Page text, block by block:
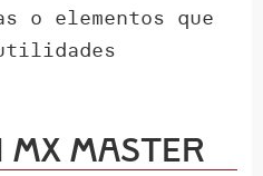
o elementos que
MX Master